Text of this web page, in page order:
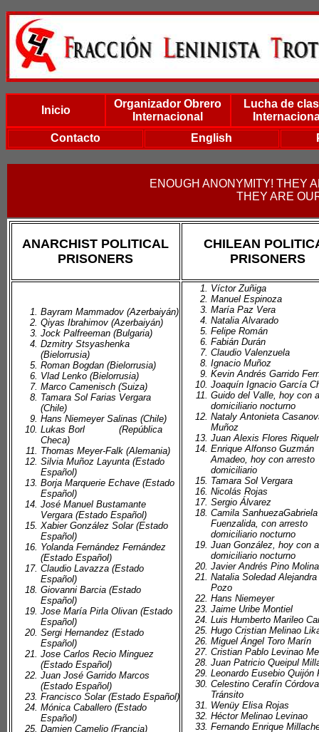
Inicio
Organizador Obrero
Internacional
Lucha de
Contacto
English
ENOUGH ANONYMITY! THEY
THEY ARE
ANARCHIST POLITICAL
PRISONERS
CHILEAN
PRISONERS
Bayram Mammadov (Azerbaiyán)
Qiyas Ibrahimov (Azerbaiyán)
Jock Palfreeman (Bulgaria)
Dzmitry Stsyashenka
(Bielorrusia)
Roman Bogdan (Bielorrusia)
Vlad Lenko (Bielorrusia)
Marco Camenisch (Suiza)
Tamara Sol Farias Vergara
(Chile)
Hans Niemeyer Salinas (Chile)
Lukas Borl (República
Checa)
Thomas Meyer-Falk (Alemania)
Silvia Muñoz Layunta (Estado
Español)
Borja Marquerie Echave (Estado
Español)
José Manuel Bustamante
Vergara (Estado Español)
Xabier González Solar (Estado
Español)
Yolanda Fernández Fernández
(Estado Español)
Claudio Lavazza (Estado
Español)
Giovanni Barcia (Estado
Español)
Jose María Pirla Olivan (Estado
Español)
Sergi Hernandez (Estado
Español)
Jose Carlos Recio Minguez
(Estado Español)
Juan José Garrido Marcos
(Estado Español)
Francisco Solar (Estado Español)
Mónica Caballero (Estado
Español)
Damien Camelio (Francia)
Víctor Zuñiga
Manuel Espinoza
María Paz Vera
Natalia Alvarado
Felipe Román
Fabián Durán
Claudio Valenzuela
Ignacio Muñoz
Kevin Andrés Garrido
Joaquín Ignacio García
Guido del Valle, hoy con
domiciliario nocturno
Nataly Antonieta
Muñoz
Juan Alexis Flores
Enrique Alfonso Guzmán
Amadeo, hoy con arresto
domiciliario
Tamara Sol Vergara
Nicolás Rojas
Sergio Álvarez
Camila SanhuezaGabriela
Fuenzalida, con arresto
domiciliario nocturno
Juan González, hoy con
domiciliario nocturno
Javier Andrés Pino Molina
Natalia Soledad Alejandra
Pozo
Hans Niemeyer
Jaime Uribe Montiel
Luis Humberto Marileo
Hugo Cristian Melinao
Miguel Ángel Toro Marín
Cristian Pablo Levinao
Juan Patricio Queipul
Leonardo Eusebio Quijón
Celestino Cerafín Córdova
Tránsito
Wenüy Elisa Rojas
Héctor Melinao Levinao
Fernando Enrique